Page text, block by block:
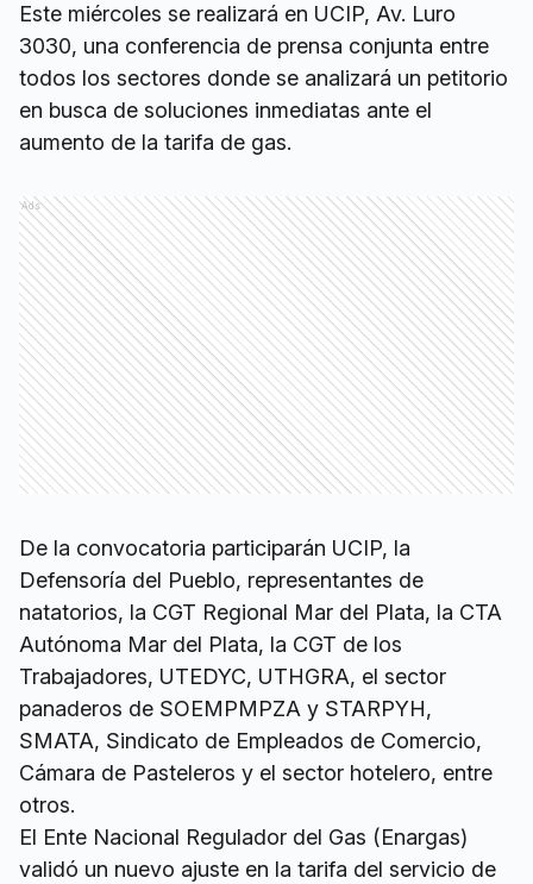
Este miércoles se realizará en UCIP, Av. Luro
3030, una conferencia de prensa conjunta entre
todos los sectores donde se analizará un petitorio
en busca de soluciones inmediatas ante el
aumento de la tarifa de gas.
Ads
De la convocatoria participarán UCIP, la
Defensoría del Pueblo, representantes de
natatorios, la CGT Regional Mar del Plata, la CTA
Autónoma Mar del Plata, la CGT de los
Trabajadores, UTEDYC, UTHGRA, el sector
panaderos de SOEMPMPZA y STARPYH,
SMATA, Sindicato de Empleados de Comercio,
Cámara de Pasteleros y el sector hotelero, entre
otros.
El Ente Nacional Regulador del Gas (Enargas)
validó un nuevo ajuste en la tarifa del servicio de